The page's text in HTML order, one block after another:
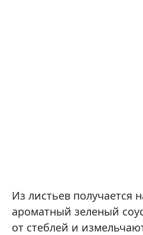
Из листьев получается
ароматный зеленый
от стеблей и